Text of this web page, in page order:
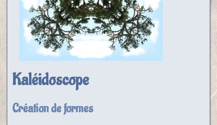
Kaléidoscope
Création de formes